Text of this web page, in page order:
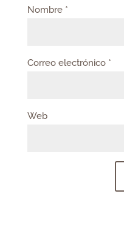
Nombre *
Correo electrónico *
Web